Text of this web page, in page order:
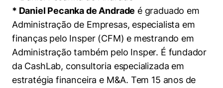
* Daniel Pecanka de Andrade é graduado em
Administração de Empresas, especialista em
finanças pelo Insper (CFM) e mestrando em
Administração também pelo Insper. É fundador
da CashLab, consultoria especializada em
estratégia financeira e M&A. Tem 15 anos de